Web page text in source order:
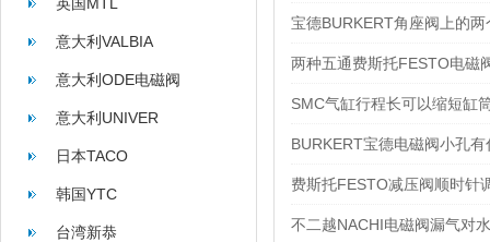
意大利VALBIA
意大利ODE电磁阀
意大利UNIVER
日本TACO
韩国YTC
台湾新恭
宝德BURKERT角座阀上的
两种五通费斯托FESTO电磁
SMC气缸行程长可以缩短缸
BURKERT宝德电磁阀小孔有
费斯托FESTO减压阀顺时针
不二越NACHI电磁阀漏气对